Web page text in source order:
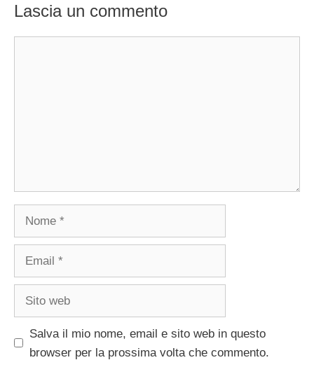
Lascia un commento
Salva il mio nome, email e sito web in questo
browser per la prossima volta che commento.